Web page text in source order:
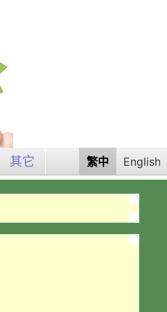
其它 繁中 English